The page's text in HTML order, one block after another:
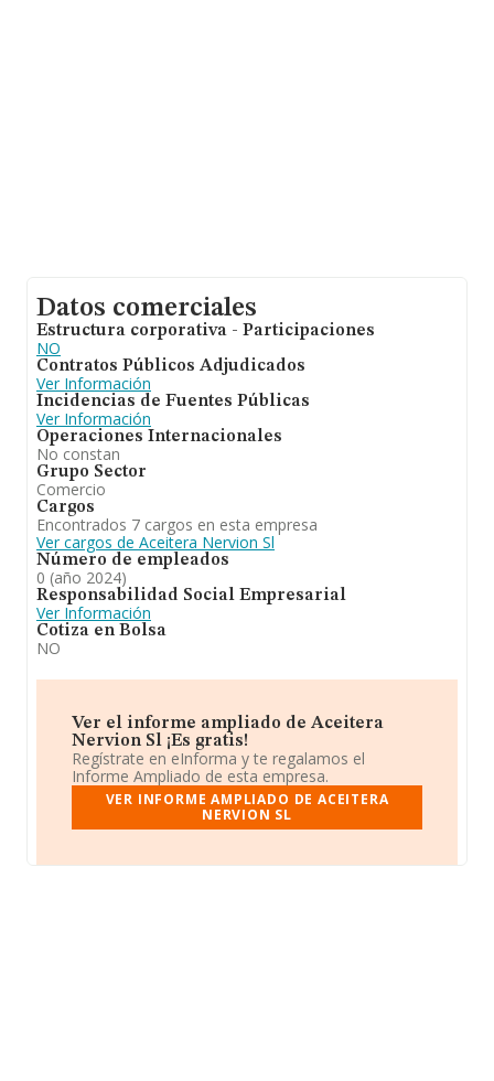
Datos comerciales
Estructura corporativa - Participaciones
NO
Contratos Públicos Adjudicados
Ver Información
Incidencias de Fuentes Públicas
Ver Información
Operaciones Internacionales
No constan
Grupo Sector
Comercio
Cargos
Encontrados 7 cargos en esta empresa
Ver cargos de Aceitera Nervion Sl
Número de empleados
0 (año 2024)
Responsabilidad Social Empresarial
Ver Información
Cotiza en Bolsa
NO
Ver el informe ampliado de Aceitera
Nervion Sl ¡Es gratis!
Regístrate en eInforma y te regalamos el
Informe Ampliado de esta empresa.
VER INFORME AMPLIADO DE ACEITERA
NERVION SL